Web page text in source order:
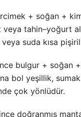
+ soğan +
veya tahin–yoğurt
suda kısa
bulgur + soğan
bol yeşillik,
çok yönlüdür.
ince doğranmış